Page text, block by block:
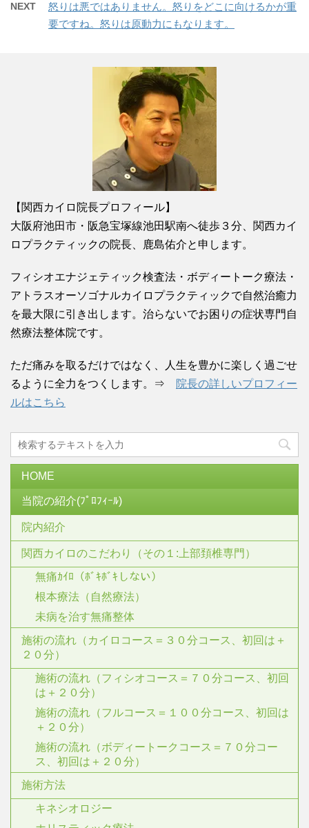
NEXT
怒りは悪ではありません。怒りをどこに向けるかが重
要ですね。怒りは原動力にもなります。
【関西カイロ院長プロフィール】
大阪府池田市・阪急宝塚線池田駅南へ徒歩３分、関西カイ
ロプラクティックの院長、鹿島佑介と申します。
フィシオエナジェティック検査法・ボディートーク療法・
アトラスオーソゴナルカイロプラクティックで自然治癒力
を最大限に引き出します。治らないでお困りの症状専門自
然療法整体院です。
ただ痛みを取るだけではなく、人生を豊かに楽しく過ごせ
るように全力をつくします。⇒
院長の詳しいプロフィー
ルはこちら
HOME
当院の紹介(ﾌﾟﾛﾌｨｰﾙ)
院内紹介
関西カイロのこだわり（その１:上部頚椎専門）
無痛ｶｲﾛ（ﾎﾞｷﾎﾞｷしない）
根本療法（自然療法）
未病を治す無痛整体
施術の流れ（カイロコース＝３０分コース、初回は＋
２０分）
施術の流れ（フィシオコース＝７０分コース、初回
は＋２０分）
施術の流れ（フルコース＝１００分コース、初回は
＋２０分）
施術の流れ（ボディートークコース＝７０分コー
ス、初回は＋２０分）
施術方法
キネシオロジー